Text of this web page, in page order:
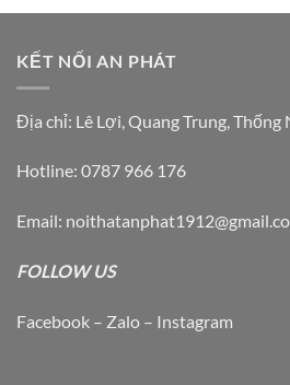
KẾT NỐI AN PHÁT
Địa chỉ: Lê Lợi, Quang Trung, Thống
Hotline: 0787 966 176
Email:
FOLLOW US
Facebook – Zalo – Instagram